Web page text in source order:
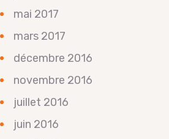
mai 2017
mars 2017
décembre 2016
novembre 2016
juillet 2016
juin 2016